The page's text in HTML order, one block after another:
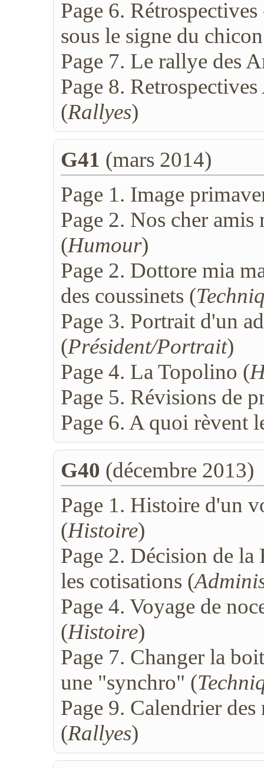
Page 6.
sous le signe du
Page 7. Le rallye des
Page 8.
(Rallyes)
G41 (mars 2014)
Page 1. Image
Page 2. Nos cher amis
(Humour)
Page 2. Dottore mia
des coussinets (
Page 3. Portrait d'un
(Président/Portrait)
Page 4. La Topolino (
Page 5. Révisions de
Page 6. A quoi rèvent
G40 (décembre 2013)
Page 1. Histoire d'un
(Histoire)
Page 2. Décision de
les cotisations (
Page 4. Voyage de
(Histoire)
Page 7. Changer la
une "synchro" (
Page 9. Calendrier
(Rallyes)